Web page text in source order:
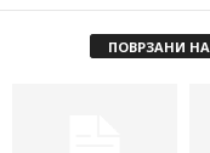
ПОВРЗАНИ